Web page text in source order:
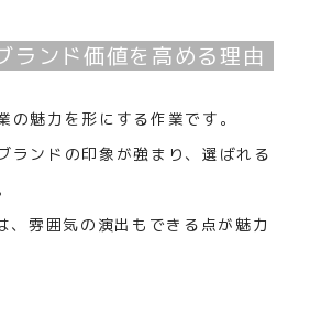
ランド価値を高める理由
の魅力を形にする作業です。
ランドの印象が強まり、選ばれる
、雰囲気の演出もできる点が魅力